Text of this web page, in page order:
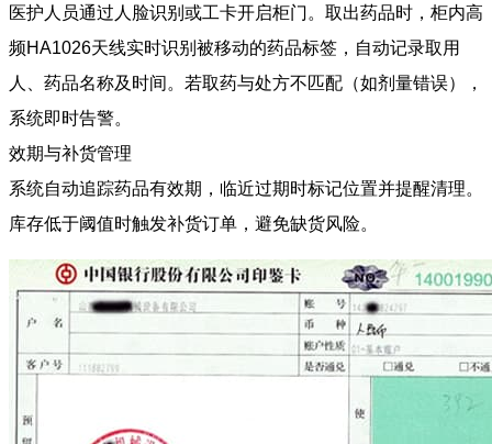
医护人员通过人脸识别或工卡开启柜门。取出药品时，柜内高
频HA1026天线实时识别被移动的药品标签，自动记录取用
人、药品名称及时间。若取药与处方不匹配（如剂量错误），
系统即时告警。
效期与补货管理
系统自动追踪药品有效期，临近过期时标记位置并提醒清理。
库存低于阈值时触发补货订单，避免缺货风险。